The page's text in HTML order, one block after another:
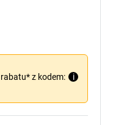
z kodem:
i